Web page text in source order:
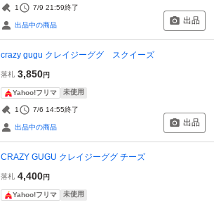
1 7/9 21:59終了
出品中の商品 出品
crazy gugu クレイジーググ スクイーズ
落札 3,850円
Yahoo!フリマ 未使用
1 7/6 14:55終了
出品中の商品 出品
CRAZY GUGU クレイジーググ チーズ
落札 4,400円
Yahoo!フリマ 未使用